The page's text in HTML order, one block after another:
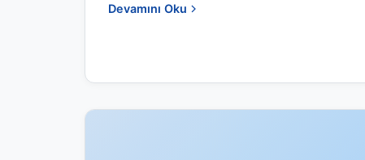
Devamını Oku